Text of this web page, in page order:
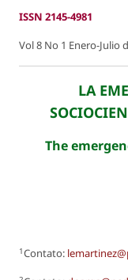
ISSN 2145-4981
Vol 8 No 1 Enero-Julio
LA
The
1Contato: